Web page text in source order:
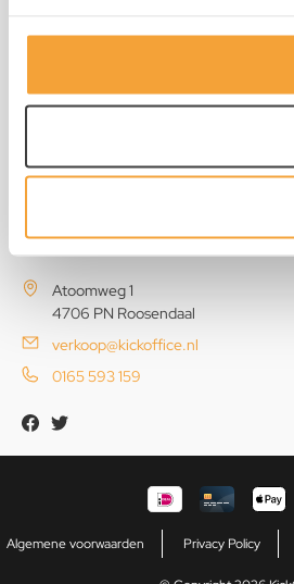
KickOffice
Atoomweg 1
4706 PN Roosendaal
verkoop@kickoffice.nl
0165 593 159
Kantoorstoelen
Algemene voorwaarden Privacy Policy